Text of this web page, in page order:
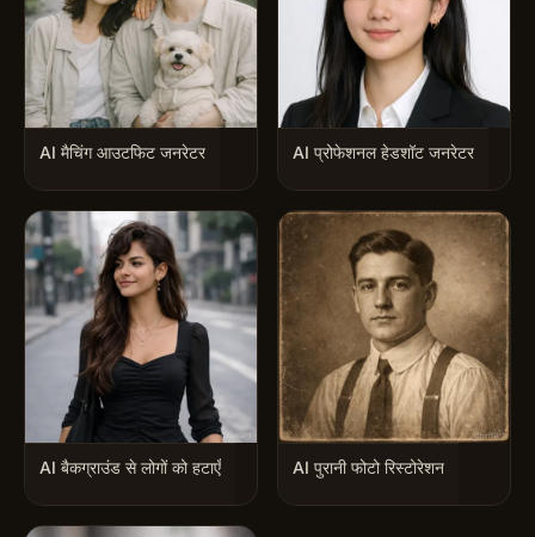
AI मैचिंग आउटफिट जनरेटर AI प्रोफेशनल हेडशॉट जनरेटर
AI बैकग्राउंड से लोगों को हटाएँ AI पुरानी फोटो रिस्टोरेशन